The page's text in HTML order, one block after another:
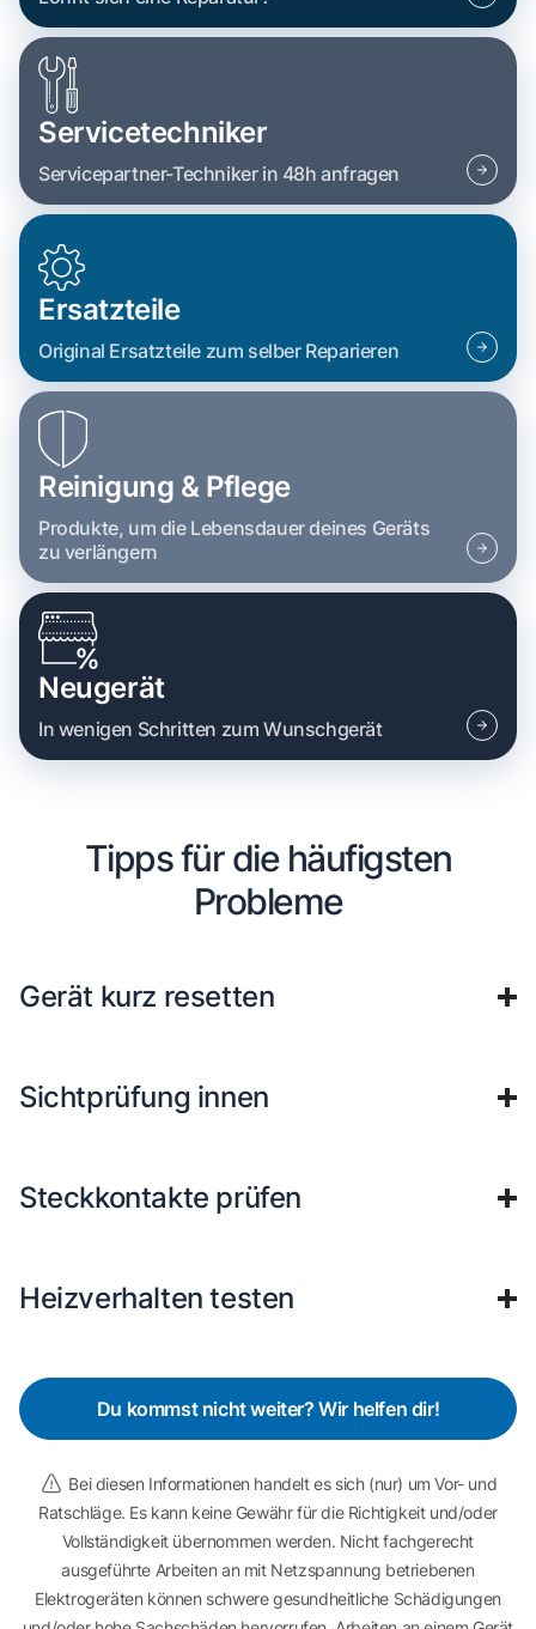
Servicetechniker
Servicepartner-Techniker in 48h anfragen
Ersatzteile
Original Ersatzteile zum selber Reparieren
Reinigung & Pflege
Produkte, um die Lebensdauer deines Geräts
zu verlängern
Neugerät
In wenigen Schritten zum Wunschgerät
Tipps für die häufigsten
Probleme
Gerät kurz resetten
Sichtprüfung innen
Steckkontakte prüfen
Heizverhalten testen
Du kommst nicht weiter? Wir helfen dir!
Bei diesen Informationen handelt es sich (nur) um Vor- und
Ratschläge. Es kann keine Gewähr für die Richtigkeit und/oder
Vollständigkeit übernommen werden. Nicht fachgerecht
ausgeführte Arbeiten an mit Netzspannung betriebenen
Elektrogeräten können schwere gesundheitliche Schädigungen